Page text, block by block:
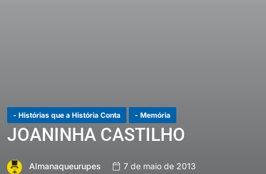
- Histórias que a História Conta - Memória
JOANINHA CASTILHO
Almanaqueurupes
7 de maio de 2013